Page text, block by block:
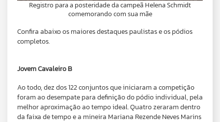
Registro para a posteridade da campeã Helena Schmidt
comemorando com sua mãe
Confira abaixo os maiores destaques paulistas e os pódios
completos.
Jovem Cavaleiro B
Ao todo, dez dos 122 conjuntos que iniciaram a competição
foram ao desempate para definição do pódio individual, pela
melhor aproximação ao tempo ideal. Quatro zeraram dentro
da faixa de tempo e a mineira Mariana Rezende Neves Marins